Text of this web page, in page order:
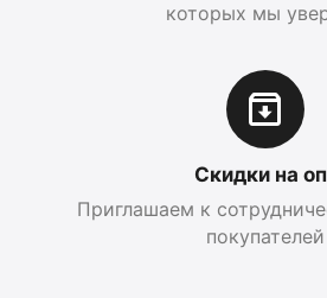
которых мы
Скидки на
Приглашаем к
покупателей